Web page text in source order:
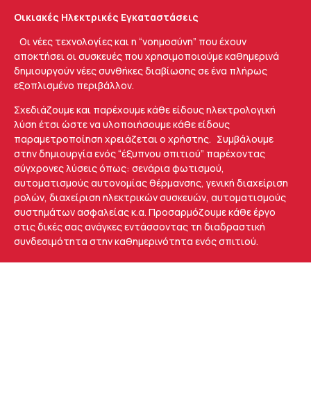
Οικιακές Ηλεκτρικές Εγκαταστάσεις
Οι νέες τεχνολογίες και η “νοημοσύνη” που έχουν
αποκτήσει οι συσκευές που χρησιμοποιούμε καθημερινά
δημιουργούν νέες συνθήκες διαβίωσης σε ένα πλήρως
εξοπλισμένο περιβάλλον.
Σχεδιάζουμε και παρέχουμε κάθε είδους ηλεκτρολογική
λύση έτσι ώστε να υλοποιήσουμε κάθε είδους
παραμετροποίηση χρειάζεται ο χρήστης. Συμβάλουμε
στην δημιουργία ενός “έξυπνου σπιτιού” παρέχοντας
σύγχρονες λύσεις όπως: σενάρια φωτισμού,
αυτοματισμούς αυτονομίας θέρμανσης, γενική διαχείριση
ρολών, διαχείριση ηλεκτρικών συσκευών, αυτοματισμούς
συστημάτων ασφαλείας κ.α. Προσαρμόζουμε κάθε έργο
στις δικές σας ανάγκες εντάσσοντας τη διαδραστική
συνδεσιμότητα στην καθημερινότητα ενός σπιτιού.